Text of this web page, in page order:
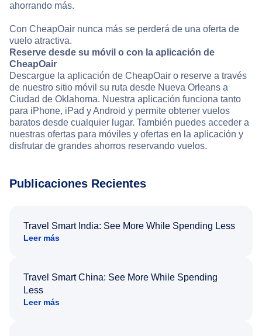
ahorrando más.
Con CheapOair nunca más se perderá de una oferta de
vuelo atractiva.
Reserve desde su móvil o con la aplicación de
CheapOair
Descargue la aplicación de CheapOair o reserve a través
de nuestro sitio móvil su ruta desde Nueva Orleans a
Ciudad de Oklahoma. Nuestra aplicación funciona tanto
para iPhone, iPad y Android y permite obtener vuelos
baratos desde cualquier lugar. También puedes acceder a
nuestras ofertas para móviles y ofertas en la aplicación y
disfrutar de grandes ahorros reservando vuelos.
Publicaciones Recientes
Travel Smart India: See More While Spending Less
Leer más
Travel Smart China: See More While Spending
Less
Leer más